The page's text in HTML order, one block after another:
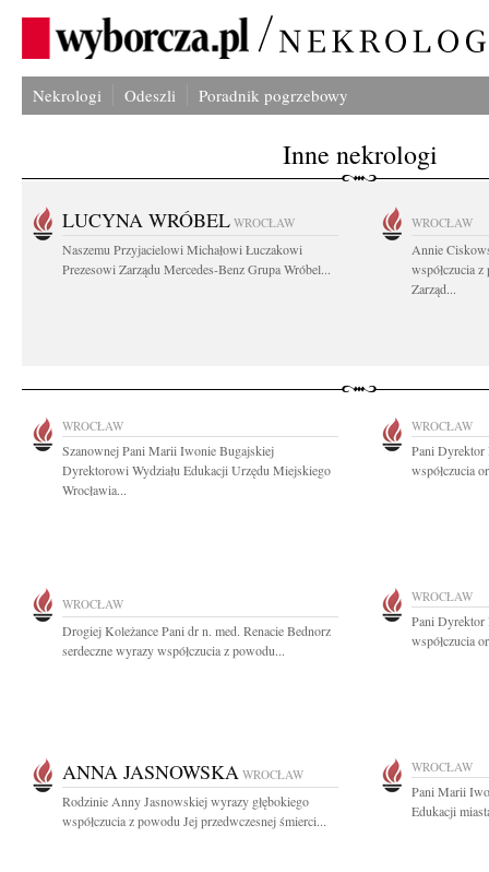
Nekrologi Odeszli Poradnik pogrzebowy
Inne nekrologi
LUCYNA WRÓBEL WROCŁAW
Naszemu Przyjacielowi Michałowi Łuczakowi
Prezesowi Zarządu Mercedes-Benz Grupa Wróbel...
WROCŁAW
Annie
współczucia
Zarząd...
WROCŁAW
Szanownej Pani Marii Iwonie Bugajskiej
Dyrektorowi Wydziału Edukacji Urzędu Miejskiego
Wrocławia...
WROCŁAW
Pani Dyrektor
współczucia
WROCŁAW
Drogiej Koleżance Pani dr n. med. Renacie Bednorz
serdeczne wyrazy współczucia z powodu...
WROCŁAW
Pani Dyrektor
współczucia
ANNA JASNOWSKA WROCŁAW
Rodzinie Anny Jasnowskiej wyrazy głębokiego
współczucia z powodu Jej przedwczesnej śmierci...
WROCŁAW
Pani Marii
Edukacji